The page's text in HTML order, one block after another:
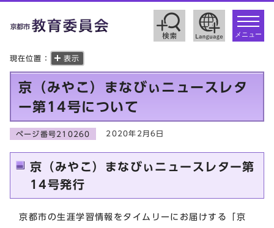
toggle
メニュー
現在位置： 表示
京（みやこ）まなびぃニュースレタ
ー第14号について
ページ番号210260 2020年2月6日
京（みやこ）まなびぃニュースレター第
14号発行
京都市の生涯学習情報をタイムリーにお届けする「京